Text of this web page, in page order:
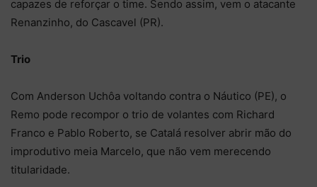
capazes de reforçar o time. Sendo assim, vem o atacante
Renanzinho, do Cascavel (PR).
Trio
Com Anderson Uchôa voltando contra o Náutico (PE), o
Remo pode recompor o trio de volantes com Richard
Franco e Pablo Roberto, se Catalá resolver abrir mão do
improdutivo meia Marcelo, que não vem merecendo
titularidade.